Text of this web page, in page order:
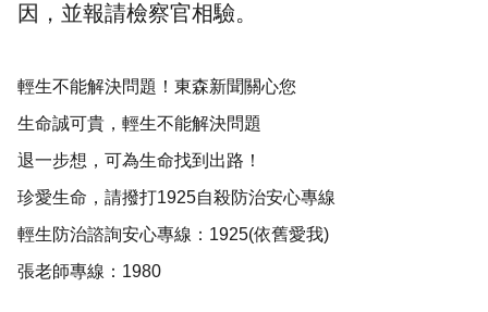
因，並報請檢察官相驗。
輕生不能解決問題！東森新聞關心您
生命誠可貴，輕生不能解決問題
退一步想，可為生命找到出路！
珍愛生命，請撥打1925自殺防治安心專線
輕生防治諮詢安心專線：1925(依舊愛我)
張老師專線：1980